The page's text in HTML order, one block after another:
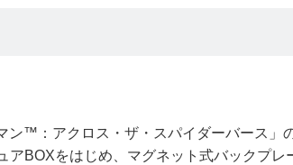
ン™：アクロス・ザ・スパイダーバース」
アBOXをはじめ、マグネット式バックプレ